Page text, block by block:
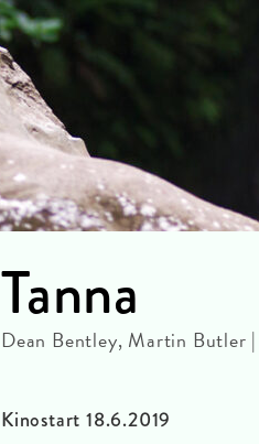
Tanna
Dean Bentley, Martin Butler
Kinostart 18.6.2019